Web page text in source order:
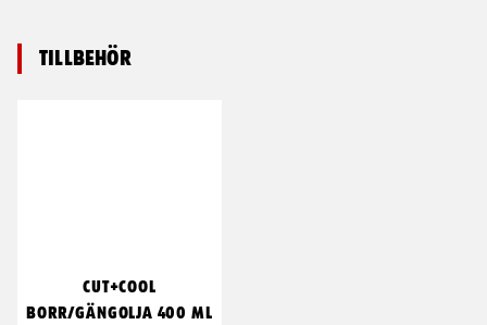
Tillbehör
CUT+COOL
BORR/GÄNGOLJA 400 ML